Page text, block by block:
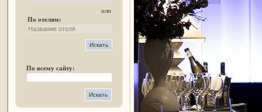
или
По отелям:
По всему сайту: